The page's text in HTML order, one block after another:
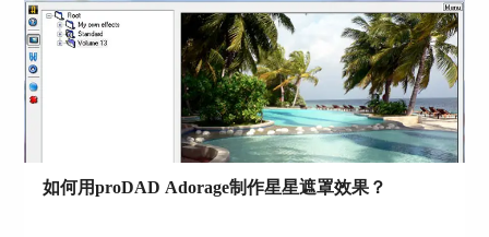
图4：ReSpeedr V1慢动作操作
如何用proDAD Adorage制作星星遮罩效果？